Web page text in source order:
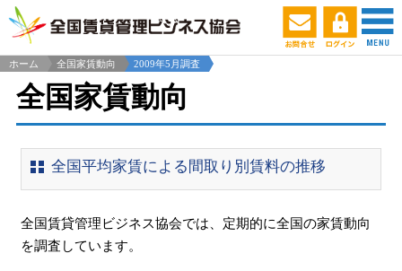
ホーム 全国家賃動向 2009年5月調査
全国家賃動向
全国平均家賃による間取り別賃料の推移
全国賃貸管理ビジネス協会では、定期的に全国の家賃動向
を調査しています。